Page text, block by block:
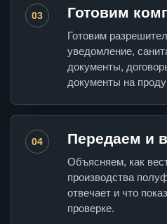
03 Готовим
Готовим
уведомление,
документы,
документы на
04 Передаем и
Объясняем, как
производства
отвечает и что
проверке.